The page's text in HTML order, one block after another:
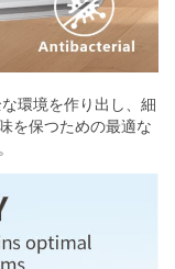
環境を作り出し、細
を保つための最適な